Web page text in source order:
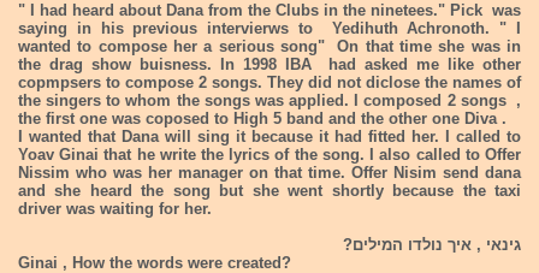
" I had heard about Dana from the Clubs in the ninetees." Pick was
saying in his previous intervierws to Yedihuth Achronoth. " I
wanted to compose her a serious song" On that time she was in
the drag show buisness. In 1998 IBA had asked me like other
copmpsers to compose 2 songs. They did not diclose the names of
the singers to whom the songs was applied. I composed 2 songs ,
the first one was coposed to High 5 band and the other one Diva .
I wanted that Dana will sing it because it had fitted her. I called to
Yoav Ginai that he write the lyrics of the song. I also called to Offer
Nissim who was her manager on that time. Offer Nisim send dana
and she heard the song but she went shortly because the taxi
driver was waiting for her.
גינאי , איך נולדו המילים?
Ginai , How the words were created?